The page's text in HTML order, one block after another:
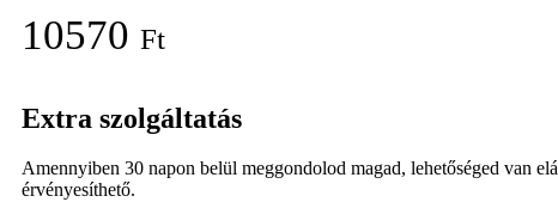
10570 Ft
Extra szolgáltatás
Amennyiben 30 napon belül meggondolod magad, lehetőséged van
érvényesíthető.